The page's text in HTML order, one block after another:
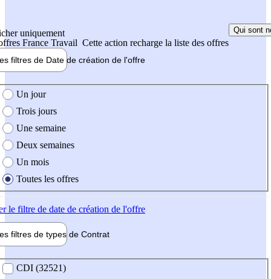
uniquement
France Travail Cette action recharge la liste des offres
Qui sont
filtres de Date de création de l'offre
création de l'offre
Un jour
Trois jours
Une semaine
Deux semaines
Un mois
Toutes les offres
le filtre de date de création de l'offre
filtres de types de Contrat
contrat
CDI (32521)